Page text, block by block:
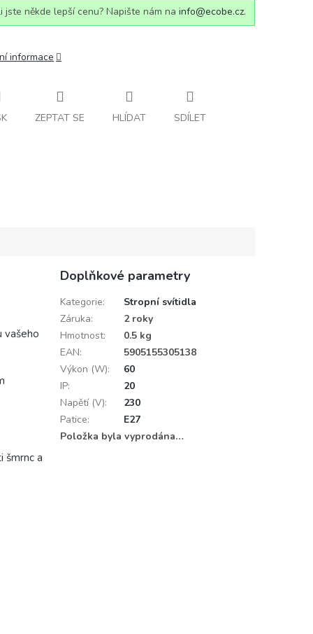
jste někde lepší cenu? Napište nám na info@ecobe.cz.
informace
ZEPTAT SE HLÍDAT SDÍLET
vašeho
šmrnc a
Doplňkové parametry
Kategorie:
Stropní svítidla
Záruka:
2 roky
Hmotnost:
0.5 kg
EAN:
5905155305138
Výkon (W):
60
IP:
20
Napětí (V):
230
Patice:
E27
Položka byla vyprodána…